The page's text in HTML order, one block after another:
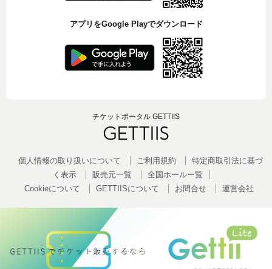
アプリをGoogle Playでダウンロード
チケットポータル GETTIIS
個人情報の取り扱いについて ご利用規約
特定商取引法に基づ
く表示
販売元一覧
全国ホールー覧
Cookieについて
GETTIISについて お問合せ 運営会社